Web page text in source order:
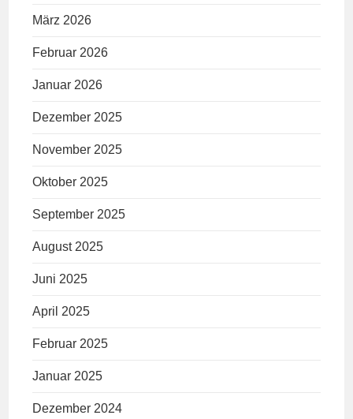
März 2026
Februar 2026
Januar 2026
Dezember 2025
November 2025
Oktober 2025
September 2025
August 2025
Juni 2025
April 2025
Februar 2025
Januar 2025
Dezember 2024